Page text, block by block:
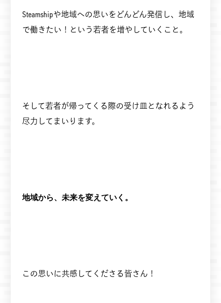
Steamshipや地域への思いをどんどん発信し、地域
で働きたい！という若者を増やしていくこと。
そして若者が帰ってくる際の受け皿となれるよう
尽力してまいります。
地域から、未来を変えていく。
この思いに共感してくださる皆さん！